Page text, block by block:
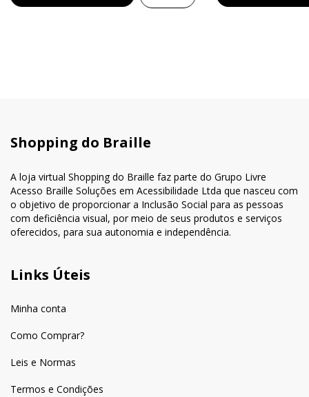
Shopping do Braille
A loja virtual Shopping do Braille faz parte do Grupo Livre
Acesso Braille Soluções em Acessibilidade Ltda que nasceu com
o objetivo de proporcionar a Inclusão Social para as pessoas
com deficiência visual, por meio de seus produtos e serviços
oferecidos, para sua autonomia e independência.
Links Úteis
Minha conta
Como Comprar?
Leis e Normas
Termos e Condições